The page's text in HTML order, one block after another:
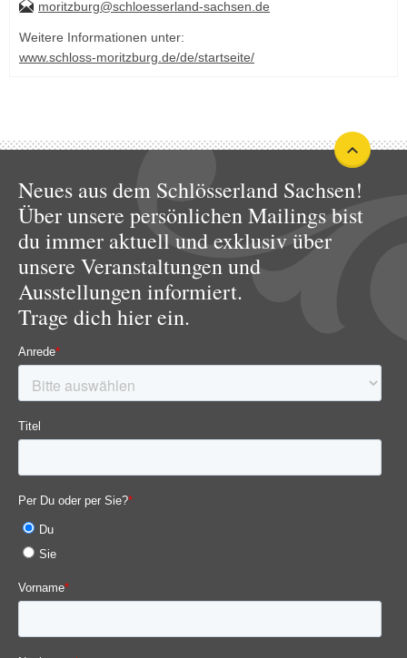
moritzburg@schloesserland-sachsen.de
Weitere Informationen unter:
www.schloss-moritzburg.de/de/startseite/
Neues aus dem Schlösserland Sachsen!
Über unsere persönlichen Mailings bist
du immer aktuell und exklusiv über
unsere Veranstaltungen und
Ausstellungen informiert.
Trage dich hier ein.